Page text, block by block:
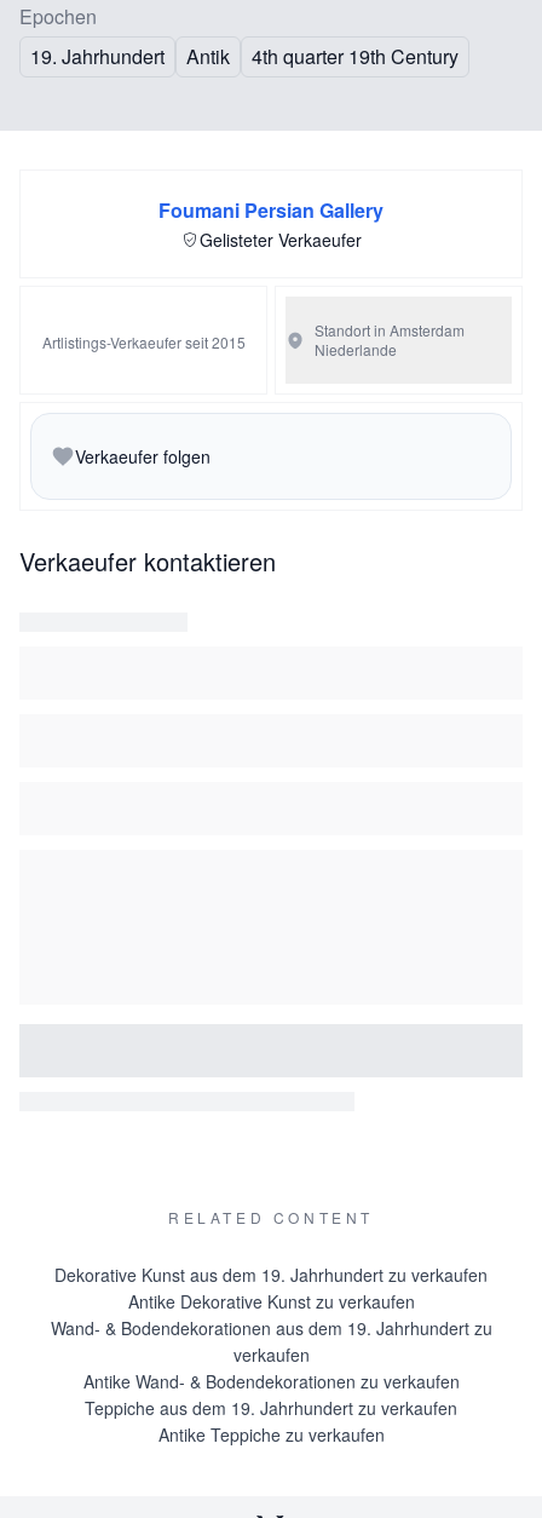
Epochen
19. Jahrhundert
Antik 4th quarter 19th Century
Foumani Persian Gallery
Gelisteter Verkaeufer
Artlistings-Verkaeufer seit 2015
Standort in Amsterdam
Niederlande
Verkaeufer folgen
Verkaeufer kontaktieren
RELATED CONTENT
Dekorative Kunst aus dem 19. Jahrhundert zu verkaufen
Antike Dekorative Kunst zu verkaufen
Wand- & Bodendekorationen aus dem 19. Jahrhundert zu
verkaufen
Antike Wand- & Bodendekorationen zu verkaufen
Teppiche aus dem 19. Jahrhundert zu verkaufen
Antike Teppiche zu verkaufen